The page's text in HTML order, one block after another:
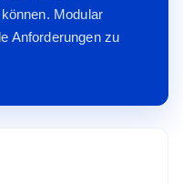
Modular
Anforderungen zu